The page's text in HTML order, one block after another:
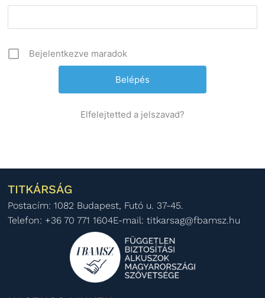
Bejelentkezve maradok
Elfelejtetted a jelszavad?
TITKÁRSÁG
Postacím: 1082 Budapest, Futó u. 37-45.
Telefon: +36 70 771 1604E-mail: titkarsag@fbamsz.hu